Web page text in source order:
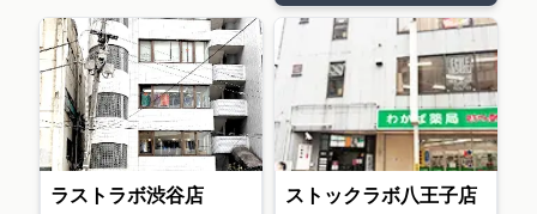
ラストラボ渋谷店
ストックラボ八王子店